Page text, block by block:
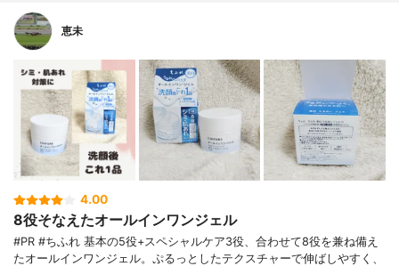
恵未
4.00
8役そなえたオールインワンジェル
#PR #ちふれ 基本の5役+スペシャルケア3役、合わせて8役を兼ね備え
たオールインワンジェル。ぷるっとしたテクスチャーで伸ばしやすく、